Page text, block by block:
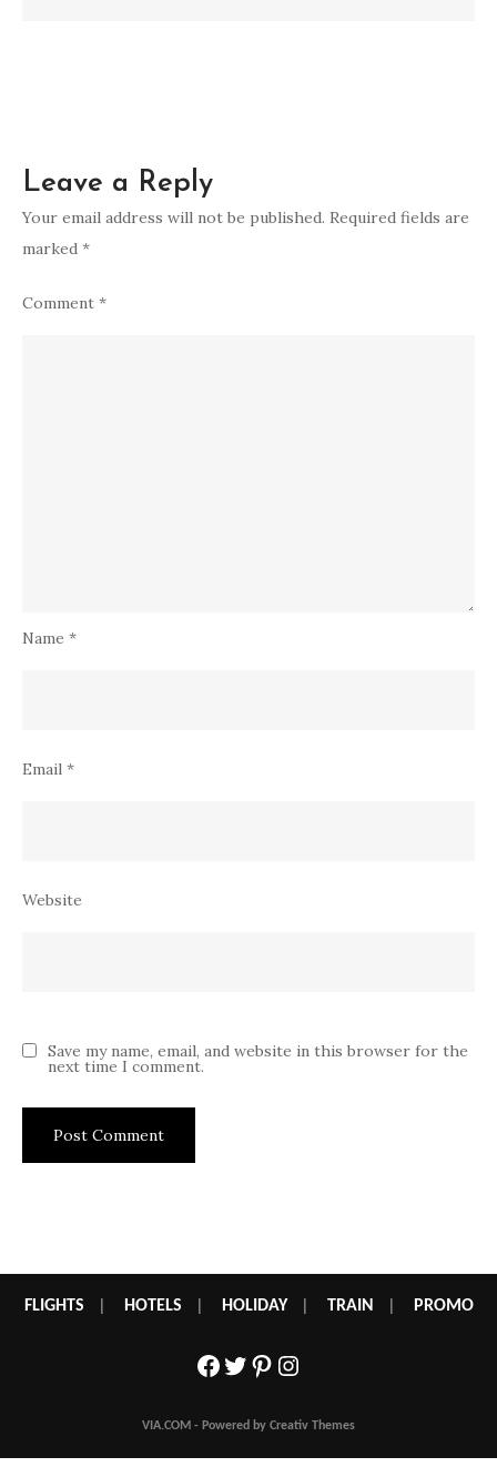
Leave a Reply
Your email address will not be published. Required fields are
marked *
Comment *
Name *
Email *
Website
Save my name, email, and website in this browser for the
next time I comment.
FLIGHTS HOTELS HOLIDAY| TRAIN PROMO
Facebook
Twitter
Pinterest
Instagram
VIA.COM - Powered by Creativ Themes